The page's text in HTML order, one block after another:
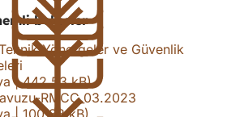
belgeler
Yönergeler ve Güvenlik
442,53 kB
RMCC_03.2023
100,38 kB